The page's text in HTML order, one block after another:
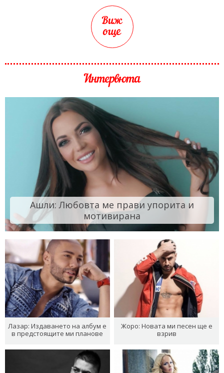
Виж
още
Интервюта
Ашли: Любовта ме прави упорита и
мотивирана
Лазар: Издаването на албум е
в предстоящите ми планове
Жоро: Новата ми песен ще е
взрив